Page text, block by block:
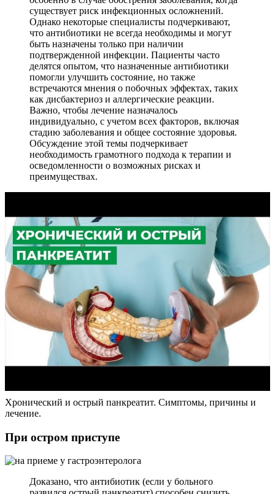
существует риск инфекционных осложнений.
Однако некоторые специалисты подчеркивают,
что антибиотики не всегда необходимы и могут
быть назначены только при наличии
подтвержденной инфекции. Пациенты часто
делятся опытом, что назначенные антибиотики
помогли улучшить состояние, но также
встречаются мнения о побочных эффектах, таких
как дисбактериоз и аллергические реакции.
Важно, чтобы лечение назначалось
индивидуально, с учетом всех факторов, включая
стадию заболевания и общее состояние здоровья.
Обсуждение этой темы подчеркивает
необходимость грамотного подхода к терапии и
осведомленности о возможных рисках и
преимуществах.
Хронический и острый панкреатит. Симптомы, причины и
лечение.
При остром приступе
Доказано, что антибиотик (если у больного